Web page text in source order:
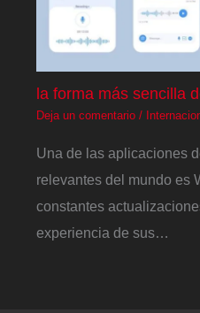
la forma más sencilla
Deja un comentario /
Una de las aplicaciones
relevantes del mundo es
constantes
experiencia de sus…